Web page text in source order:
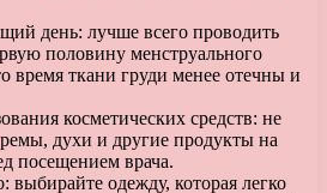
день: лучше всего проводить
половину менструального
время ткани груди менее отечны и
косметических средств: не
духи и другие продукты на
посещением врача.
выбирайте одежду, которая легко